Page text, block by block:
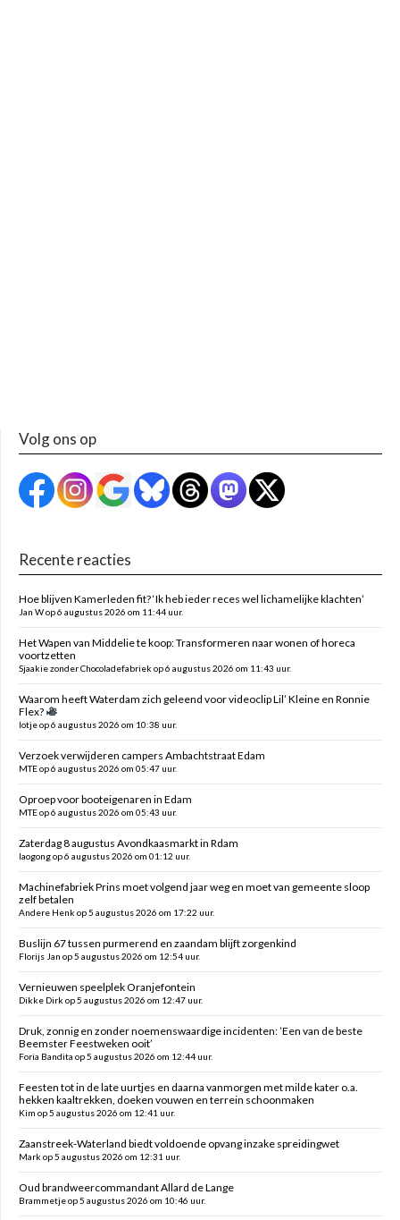
Volg ons op
Recente reacties
Hoe blijven Kamerleden fit? ‘Ik heb ieder reces wel lichamelijke klachten’
Jan W op 6 augustus 2026 om 11:44 uur.
Het Wapen van Middelie te koop: Transformeren naar wonen of horeca
voortzetten
Sjaakie zonder Chocoladefabriek op 6 augustus 2026 om 11:43 uur.
Waarom heeft Waterdam zich geleend voor videoclip Lil’ Kleine en Ronnie
Flex?
lotje op 6 augustus 2026 om 10:38 uur.
Verzoek verwijderen campers Ambachtstraat Edam
MTE op 6 augustus 2026 om 05:47 uur.
Oproep voor booteigenaren in Edam
MTE op 6 augustus 2026 om 05:43 uur.
Zaterdag 8 augustus Avondkaasmarkt in Rdam
laogong op 6 augustus 2026 om 01:12 uur.
Machinefabriek Prins moet volgend jaar weg en moet van gemeente sloop
zelf betalen
Andere Henk op 5 augustus 2026 om 17:22 uur.
Buslijn 67 tussen purmerend en zaandam blijft zorgenkind
Florijs Jan op 5 augustus 2026 om 12:54 uur.
Vernieuwen speelplek Oranjefontein
Dikke Dirk op 5 augustus 2026 om 12:47 uur.
Druk, zonnig en zonder noemenswaardige incidenten: ’Een van de beste
Beemster Feestweken ooit’
Foria Bandita op 5 augustus 2026 om 12:44 uur.
Feesten tot in de late uurtjes en daarna vanmorgen met milde kater o.a.
hekken kaaltrekken, doeken vouwen en terrein schoonmaken
Kim op 5 augustus 2026 om 12:41 uur.
Zaanstreek-Waterland biedt voldoende opvang inzake spreidingwet
Mark op 5 augustus 2026 om 12:31 uur.
Oud brandweercommandant Allard de Lange
Brammetje op 5 augustus 2026 om 10:46 uur.